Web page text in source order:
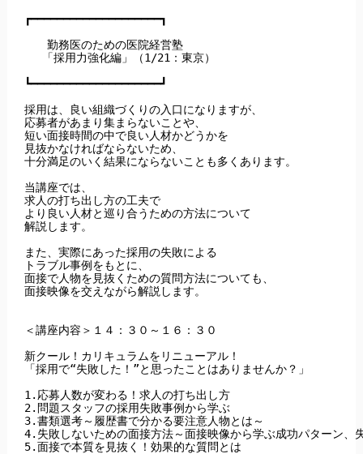
┏━━━━━━━━━━━━━━━━━━━━┓
勤務医のための医院経営塾
「採用力強化編」（1/21：東京）
┗━━━━━━━━━━━━━━━━━━━━┛
採用は、良い組織づくりの入口になりますが、
応募者があまり集まらないことや、
短い面接時間の中で良い人材かどうかを
見抜かなければならないため、
十分満足のいく結果にならないことも多くあります。
当講座では、
求人の打ち出し方の工夫で
より良い人材と巡り合うための方法について
解説します。
また、実際にあった採用の失敗による
トラブル事例をもとに、
面接で人物を見抜くための質問方法についても、
面接映像を交えながら解説します。
＜講座内容＞１４：３０～１６：３０
新クール！カリキュラムをリニューアル！
「採用で“失敗した！”と思ったことはありませんか？」
1.応募人数が変わる！求人の打ち出し方
2.問題スタッフの採用失敗事例から学ぶ
3.書類選考～履歴書で分かる要注意人物とは～
4.失敗しないための面接方法～面接映像から学ぶ成功パターン、
5.面接で本質を見抜く！効果的な質問とは